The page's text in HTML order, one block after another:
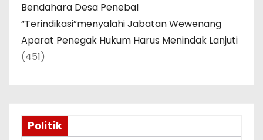
Bendahara Desa Penebal
“Terindikasi”menyalahi Jabatan Wewenang
Aparat Penegak Hukum Harus Menindak Lanjuti
(451)
Politik